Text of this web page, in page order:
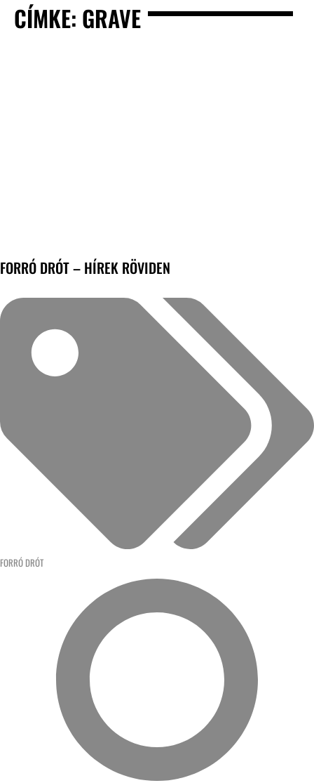
CÍMKE: GRAVE
FORRÓ DRÓT – HÍREK RÖVIDEN
FORRÓ DRÓT